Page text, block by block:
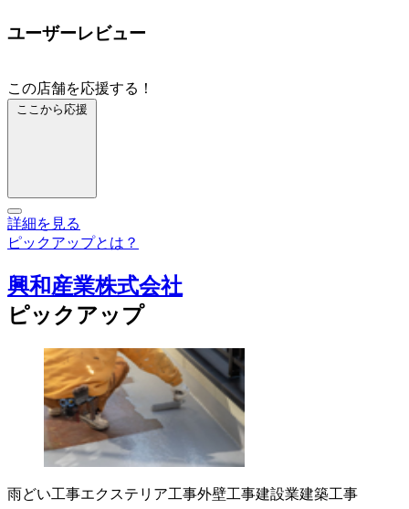
ユーザーレビュー
この店舗を応援する！
ここから応援
詳細を見る
ピックアップとは？
興和産業株式会社
ピックアップ
雨どい工事エクステリア工事外壁工事建設業建築工事